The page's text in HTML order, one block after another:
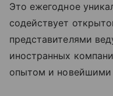
Это ежегодное
содействует
представителями
иностранных
опытом и новейшими